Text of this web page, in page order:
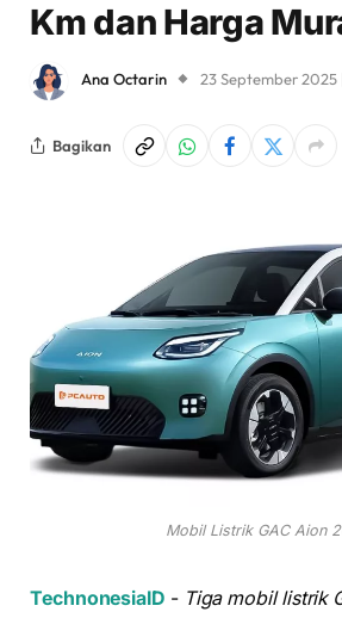
Km dan Harga
Ana Octarin 23 September
Bagikan
Mobil Listrik GAC Aion
TechnonesiaID - Tiga mobil listrik